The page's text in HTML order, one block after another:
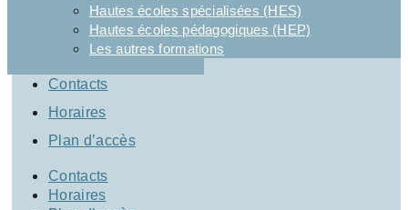
Hautes écoles spécialisées (HES)
Hautes écoles pédagogiques (HEP)
Les autres formations
Contacts
Horaires
Plan d’accès
Contacts
Horaires